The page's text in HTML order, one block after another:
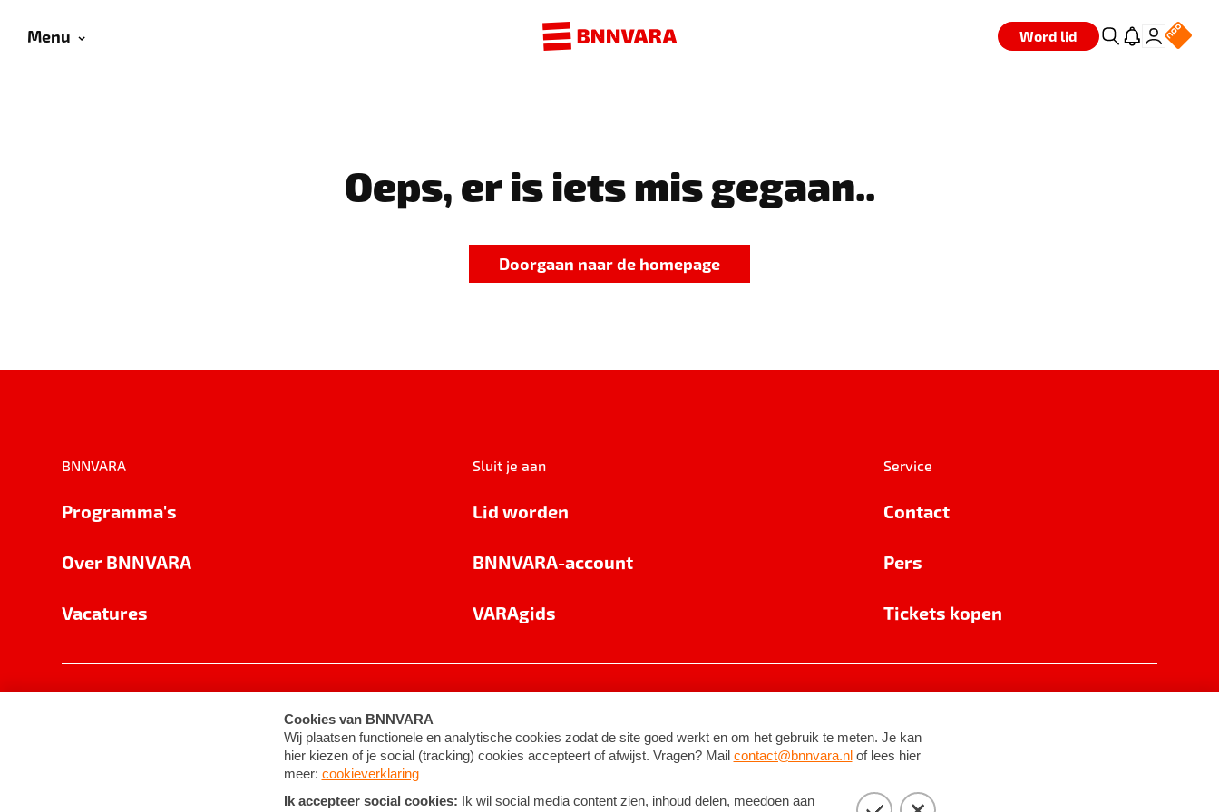
Menu Word lid
Oeps, er is iets mis gegaan..
Doorgaan naar de homepage
BNNVARA
Programma's
Over BNNVARA
Vacatures
Sluit je aan
Lid worden
BNNVARA-account
VARAgids
Service
Contact
Pers
Tickets kopen
Cookie-instellingen Algemene voorwaarden ©2026BNNVARA